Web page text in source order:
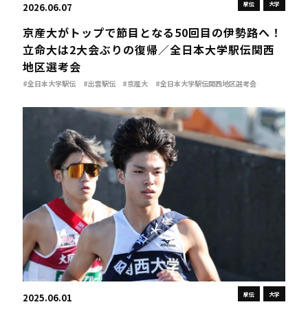
駅伝 大学
2026.06.07
京産大がトップで節目となる50回目の伊勢路へ！
立命大は2大会ぶりの復帰／全日本大学駅伝関西
地区選考会
#全日本大学駅伝 #出雲駅伝 #京産大 #全日本大学駅伝関西地区選考会
駅伝 大学
2025.06.01